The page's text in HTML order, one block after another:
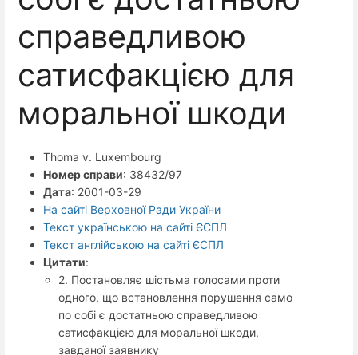
справедливою
сатисфакцією для
моральної шкоди
Thoma v. Luxembourg
Номер справи: 38432/97
Дата: 2001-03-29
На сайті Верховної Ради України
Текст українською на сайті ЄСПЛ
Текст англійською на сайті ЄСПЛ
Цитати:
2. Постановляє шістьма голосами проти
одного, що встановлення порушення само
по собі є достатньою справедливою
сатисфакцією для моральної шкоди,
завданої заявнику